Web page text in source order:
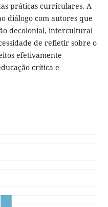
práticas curriculares. A
diálogo com autores que
decolonial, intercultural
de refletir sobre o
efetivamente
crítica e